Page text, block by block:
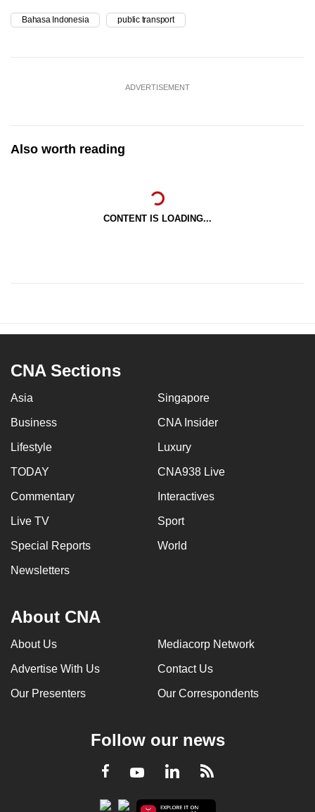
Bahasa Indonesia public transport
ADVERTISEMENT
Also worth reading
CONTENT IS LOADING...
CNA Sections
Asia Singapore
Business CNA Insider
Lifestyle Luxury
TODAY CNA938 Live
Commentary Interactives
Live TV Sport
Special Reports World
Newsletters
About CNA
About Us Mediacorp Network
Advertise With Us Contact Us
Our Presenters Our Correspondents
Follow our news
Facebook
YoutubeLinkedInRSS